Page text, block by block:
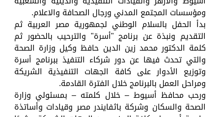
ومؤسسات المجتمع المدني ورجال الصحافة والاعلام.
بدأ الحفل بالسلام الوطني لجمهورية مصر العربية ثم
التقديم ونبذة عن برنامج "أسرة" والترحيب بالحضور ثم
كلمة الدكتور محمد زين الدين حافظ وكيل وزارة الصحة
والتي تحدث فيها عن دور شركاء التنفيذ ببرنامج أسرة
وتوزيع الأدوار على كافة الجهات التنفيذية الشريكة
ومراحل العمل بالبرنامج خلال الفترة القادمة.
ورحب محافظ أسيوط – خلال كلمته – بمسئولي وزارة
الصحة والسكان وشركة باثفايندر مصر وقيادات وأساتذة